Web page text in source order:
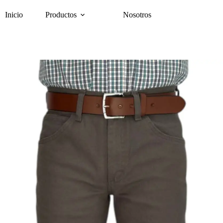
Inicio Productos Nosotros